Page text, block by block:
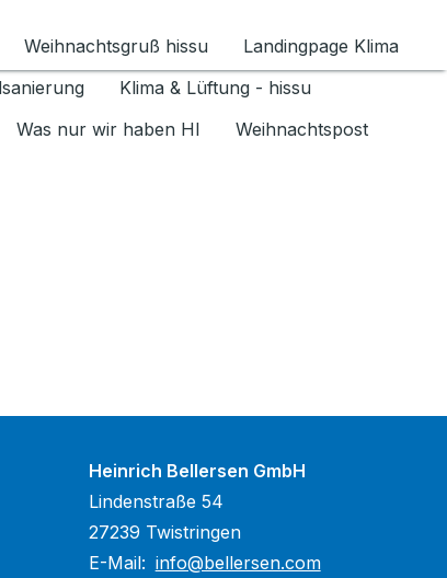
1.6.2026 umschalten
Weihnachtsgruß hissu
Landingpage Klima
Klima & Lüftung - hissu
Was nur wir haben HI
Weihnachtspost
Heinrich Bellersen GmbH
Lindenstraße 54
27239 Twistringen
E-Mail: info@bellersen.com